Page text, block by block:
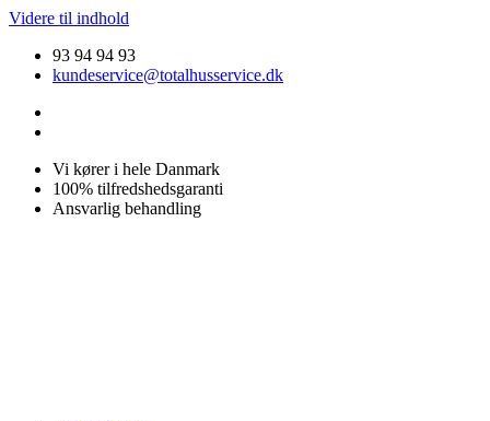
Videre til indhold
93 94 94 93
kundeservice@totalhusservice.dk
Vi kører i hele Danmark
100% tilfredshedsgaranti
Ansvarlig behandling